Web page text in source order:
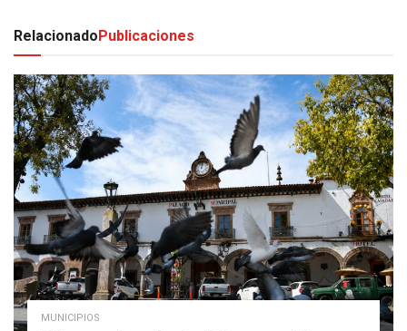
RelacionadoPublicaciones
MUNICIPIOS